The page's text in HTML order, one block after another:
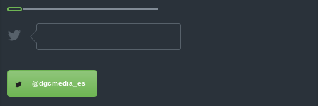
@dgcmedia_es